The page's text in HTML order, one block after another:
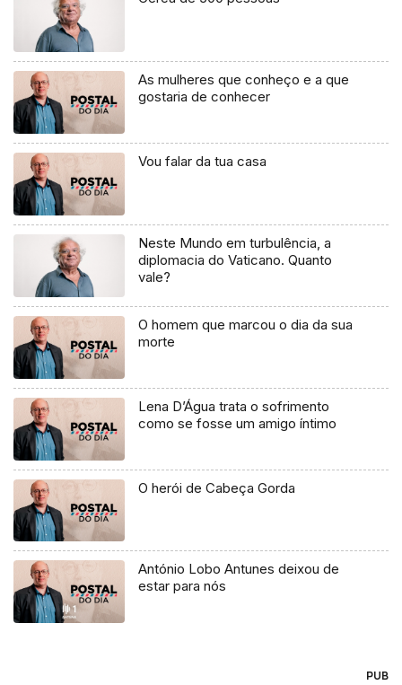
As mulheres que conheço e a que
gostaria de conhecer
Vou falar da tua casa
Neste Mundo em turbulência, a
diplomacia do Vaticano. Quanto
vale?
O homem que marcou o dia da sua
morte
Lena D’Água trata o sofrimento
como se fosse um amigo íntimo
O herói de Cabeça Gorda
António Lobo Antunes deixou de
estar para nós
PUB